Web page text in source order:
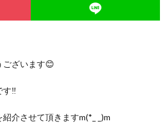
ございます😊
す‼️
介させて頂きますm(*_ _)m